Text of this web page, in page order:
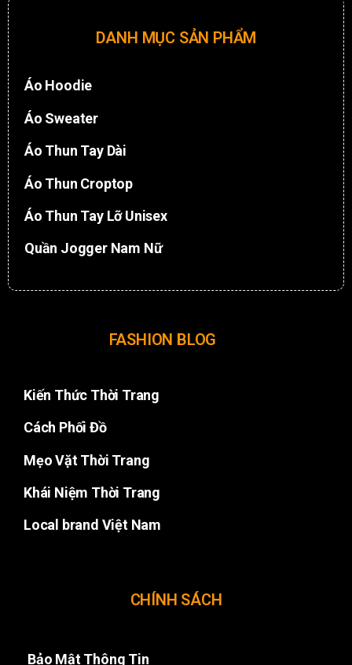
DANH MỤC SẢN PHẨM
Áo Hoodie
Áo Sweater
Áo Thun Tay Dài
Áo Thun Croptop
Áo Thun Tay Lỡ Unisex
Quần Jogger Nam Nữ
FASHION BLOG
Kiến Thức Thời Trang
Cách Phối Đồ
Mẹo Vặt Thời Trang
Khái Niệm Thời Trang
Local brand Việt Nam
CHÍNH SÁCH
Bảo Mật Thông Tin